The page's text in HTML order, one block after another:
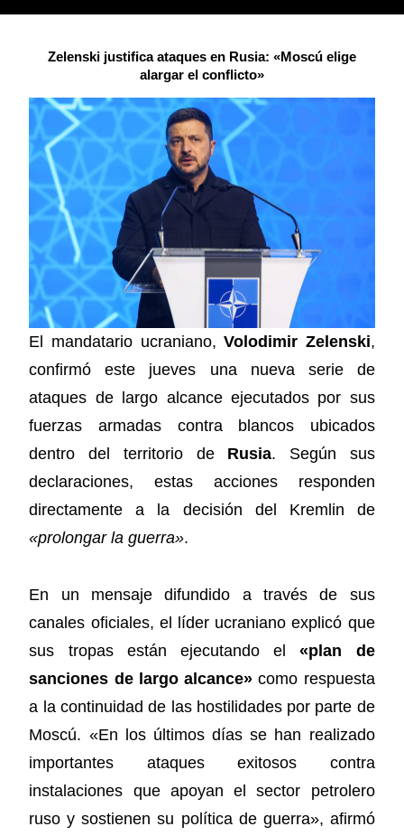
Zelenski justifica ataques en Rusia: «Moscú elige
alargar el conflicto»
El mandatario ucraniano,Volodimir Zelenski,
confirmó este jueves una nueva serie de
ataques de largo alcance ejecutados por sus
fuerzas armadas contra blancos ubicados
dentro del territorio de Rusia. Según sus
declaraciones, estas acciones responden
directamente a la decisión del Kremlin de
«prolongar la guerra».
En un mensaje difundido a través de sus
canales oficiales, el líder ucraniano explicó que
sus tropas están ejecutando el«plan de
sanciones de largo alcance» como respuesta
a la continuidad de las hostilidades por parte de
Moscú. «En los últimos días se han realizado
importantes ataques exitosos contra
instalaciones que apoyan el sector petrolero
ruso y sostienen su política de guerra», afirmó